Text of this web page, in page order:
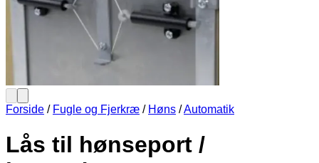
Forside / Fugle og Fjerkræ / Høns /Automatik
Lås til hønseport /